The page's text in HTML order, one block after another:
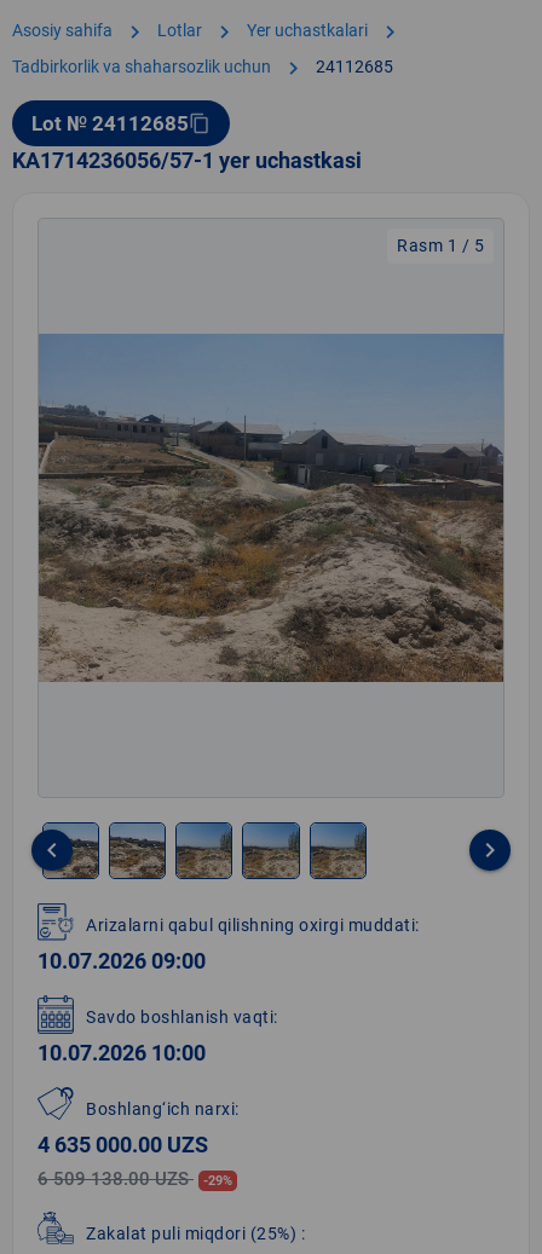
Asosiy sahifa chevron_right Lotlar chevron_right Yer uchastkalari chevron_right
Tadbirkorlik va shaharsozlik uchun chevron_right 24112685
Lot № 24112685content_copy
KA1714236056/57-1 yer uchastkasi
Rasm 1 / 5
1
of
5
keyboard_arrow_left keyboard_arrow_right
Arizalarni qabul qilishning oxirgi muddati:
10.07.2026 09:00
Savdo boshlanish vaqti:
10.07.2026 10:00
Boshlang‘ich narxi:
4 635 000.00 UZS
6 509 138.00 UZS -29%
Zakalat puli miqdori (25%) :